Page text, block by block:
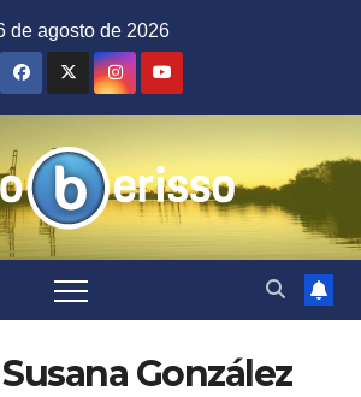
de agosto de 2026
Susana González